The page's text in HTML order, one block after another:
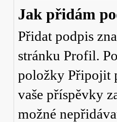
Jak přidám
Přidat podpis
stránku Profil.
položky Připojit
vaše příspěvky
možné